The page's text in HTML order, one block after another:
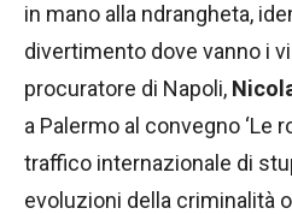
in mano alla ndrangheta,
divertimento dove vanno i
procuratore di Napoli,
a Palermo al convegno ‘Le
traffico internazionale di
evoluzioni della criminalità